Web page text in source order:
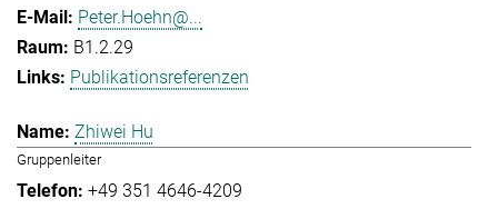
Peter.Hoehn@...
B1.2.29
Publikationsreferenzen
Zhiwei Hu
Gruppenleiter
+49 351 4646-4209